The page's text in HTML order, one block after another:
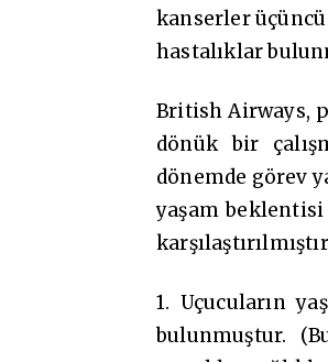
kanserler
hastalıklar
British Airways,
dönük bir
dönemde görev
yaşam
1. Uçucuların
bulunmuştur.